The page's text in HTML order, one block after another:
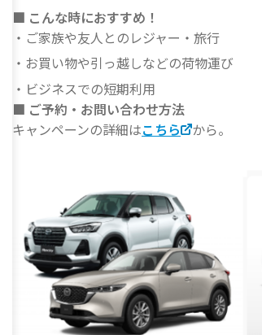
■ こんな時におすすめ！
ご家族や友人とのレジャー・旅行
お買い物や引っ越しなどの荷物運び
ビジネスでの短期利用
■ ご予約・お問い合わせ方法
キャンペーンの詳細はこちら から。